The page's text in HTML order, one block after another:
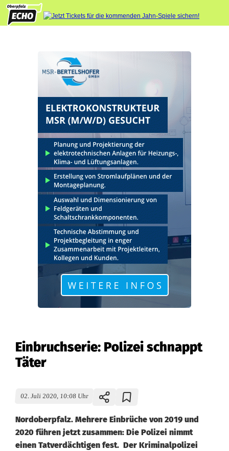
Einbruchserie: Polizei schnappt
Täter
02. Juli 2020, 10:08 Uhr
Nordoberpfalz. Mehrere Einbrüche von 2019 und
2020 führen jetzt zusammen: Die Polizei nimmt
einen Tatverdächtigen fest. Der Kriminalpolizei